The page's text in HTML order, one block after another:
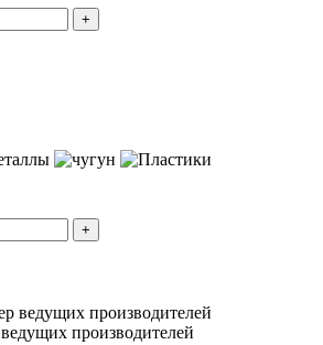
+
+
ведущих производителей